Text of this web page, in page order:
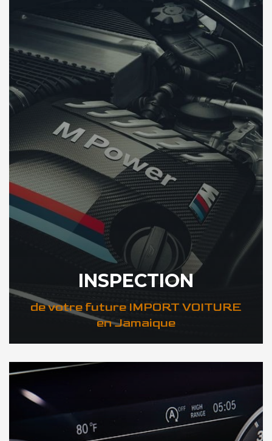
INSPECTION
de votre future IMPORT VOITURE
en Jamaique
DÉCOUVREZ VOTRE INSPECTION AUTO en Jamaique